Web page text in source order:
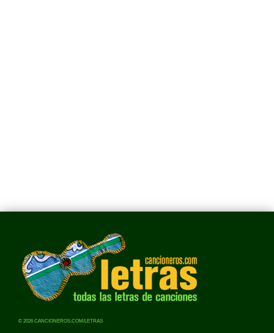
© 2026 CANCIONEROS.COM/LETRAS